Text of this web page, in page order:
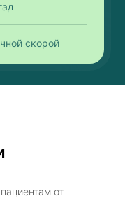
скорой
от